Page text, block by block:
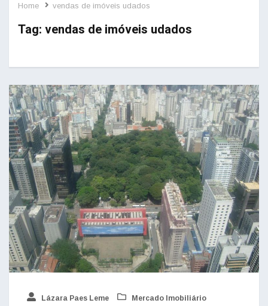
Home vendas de imóveis udados
Tag: vendas de imóveis udados
Lázara Paes Leme Mercado Imobiliário